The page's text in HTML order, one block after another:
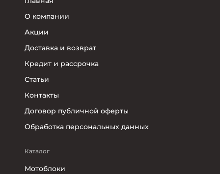
О компании
Акции
Доставка и возврат
Кредит и рассрочка
Статьи
Контакты
Договор публичной оферты
Обработка персональных данных
Каталог
Мотоблоки